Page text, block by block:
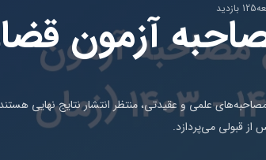
125 بازدید آزمون
علمی و عقیدتی، منتظر انتشار نتایج نهایی هستند.
از قبولی می‌پردازد.